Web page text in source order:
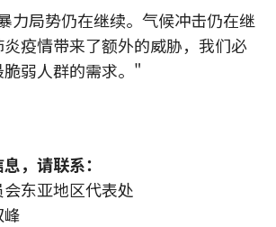
力局势仍在继续。气候冲击仍在继
疫情带来了额外的威胁，我们必
弱人群的需求。"
，请联系：
东亚地区代表处